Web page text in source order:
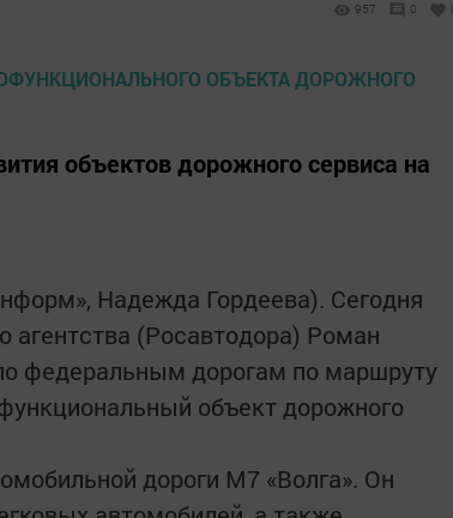
957 0
объектов дорожного сервиса на
Надежда Гордеева). Сегодня
агентства (Росавтодора) Роман
федеральным дорогам по маршруту
объект дорожного
дороги М7 «Волга». Он